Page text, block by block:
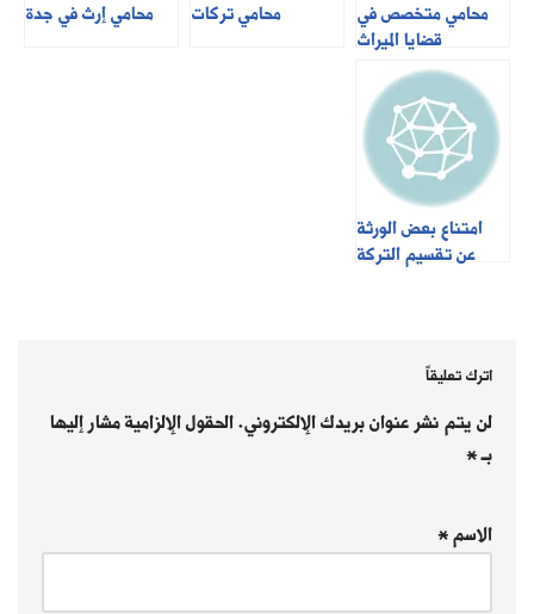
محامي متخصص في
قضايا الميراث
محامي تركات محامي إرث في جدة
امتناع بعض الورثة
عن تقسيم التركة
اترك تعليقاً
لن يتم نشر عنوان بريدك الإلكتروني.الحقول الإلزامية مشار إليها
بـ*
الاسم*